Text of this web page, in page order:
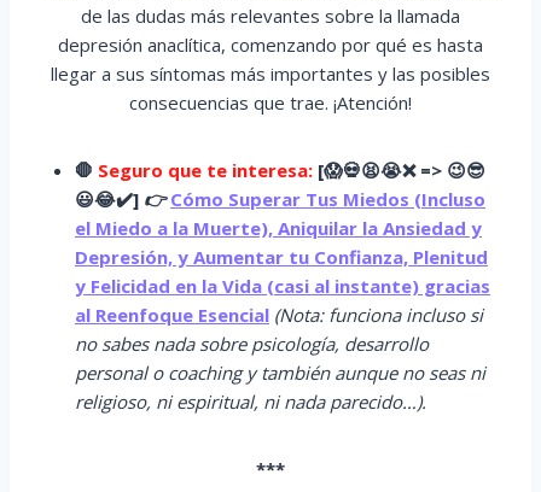
de las dudas más relevantes sobre la llamada
depresión anaclítica, comenzando por qué es hasta
llegar a sus síntomas más importantes y las posibles
consecuencias que trae. ¡Atención!
🛑 Seguro que te interesa: [😱💀😫😭❌ => 😉😎
😃😂✔️] 👉 Cómo Superar Tus Miedos (Incluso
el Miedo a la Muerte), Aniquilar la Ansiedad y
Depresión, y Aumentar tu Confianza, Plenitud
y Felicidad en la Vida (casi al instante) gracias
al Reenfoque Esencial (Nota: funciona incluso si
no sabes nada sobre psicología, desarrollo
personal o coaching y también aunque no seas ni
religioso, ni espiritual, ni nada parecido…).
***